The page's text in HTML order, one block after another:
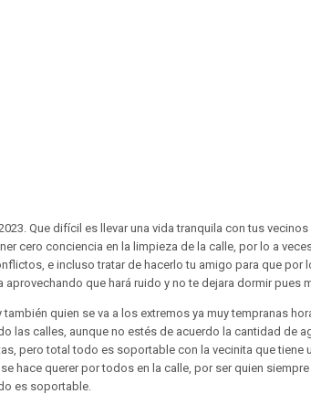
Que difícil es llevar una vida tranquila con tus
cero conciencia en la limpieza de la calle, por lo a
e incluso tratar de hacerlo tu amigo para que por
aprovechando que hará ruido y no te dejara dormir pues
también quien se va a los extremos ya muy tempranas
las calles, aunque no estés de acuerdo la cantidad de
pero total todo es soportable con la vecinita que tiene
hace querer por todos en la calle, por ser quien
es soportable.